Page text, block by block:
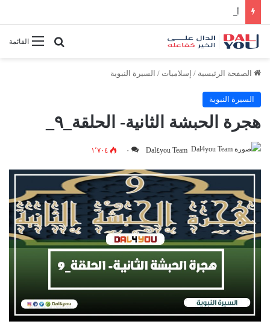
أفضل النصائح لإدارة الوقت بفعالية
القائمةبحث عن
الصفحة الرئيسية / إسلاميات / السيرة النبوية
السيرة النبوية
هجرة الحبشة الثانية- الحلقة_٩_
Dal٤you Team ٠ ١٬٧٠٤